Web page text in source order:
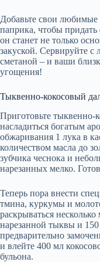
Добавьте свои
паприка, чтобы
он станет не только
закуской. Сервируйте с
сметаной – и ваши
угощения!
Тыквенно-кокосовый
Приготовьте тыквенно-
насладиться богатым
обжаривания 1 лука в
количеством масла до
зубчика чеснока и
нарезанных мелко.
Теперь пора внести
тмина, куркумы и
раскрываться
нарезанной тыквы и
предварительно
и влейте 400 мл
бульона.